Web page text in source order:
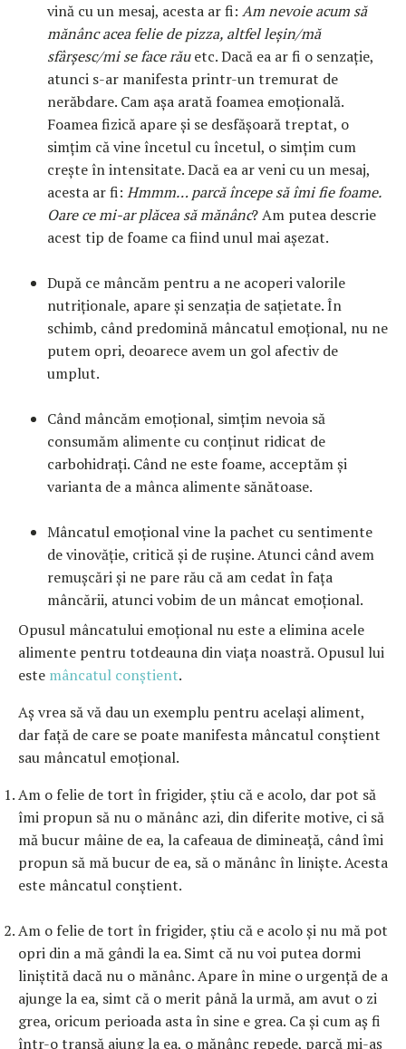
vină cu un mesaj, acesta ar fi: Am nevoie acum să
mănânc acea felie de pizza, altfel leșin/mă
sfârșesc/mi se face răuetc. Dacă ea ar fi o senzație,
atunci s-ar manifesta printr-un tremurat de
nerăbdare. Cam așa arată foamea emoțională.
Foamea fizică apare și se desfășoară treptat, o
simțim că vine încetul cu încetul, o simțim cum
crește în intensitate. Dacă ea ar veni cu un mesaj,
acesta ar fi: Hmmm… parcă începe să îmi fie foame.
Oare ce mi-ar plăcea să mănânc? Am putea descrie
acest tip de foame ca fiind unul mai așezat.
După ce mâncăm pentru a ne acoperi valorile
nutriționale, apare și senzația de sațietate. În
schimb, când predomină mâncatul emoțional, nu ne
putem opri, deoarece avem un gol afectiv de
umplut.
Când mâncăm emoțional, simțim nevoia să
consumăm alimente cu conținut ridicat de
carbohidrați. Când ne este foame, acceptăm și
varianta de a mânca alimente sănătoase.
Mâncatul emoțional vine la pachet cu sentimente
de vinovăție, critică și de rușine. Atunci când avem
remușcări și ne pare rău că am cedat în fața
mâncării, atunci vobim de un mâncat emoțional.
Opusul mâncatului emoțional nu este a elimina acele
alimente pentru totdeauna din viața noastră. Opusul lui
este mâncatul conștient.
Aș vrea să vă dau un exemplu pentru același aliment,
dar față de care se poate manifesta mâncatul conștient
sau mâncatul emoțional.
Am o felie de tort în frigider, știu că e acolo, dar pot să
îmi propun să nu o mănânc azi, din diferite motive, ci să
mă bucur mâine de ea, la cafeaua de dimineață, când îmi
propun să mă bucur de ea, să o mănânc în liniște. Acesta
este mâncatul conștient.
Am o felie de tort în frigider, știu că e acolo și nu mă pot
opri din a mă gândi la ea. Simt că nu voi putea dormi
liniștită dacă nu o mănânc. Apare în mine o urgență de a
ajunge la ea, simt că o merit până la urmă, am avut o zi
grea, oricum perioada asta în sine e grea. Ca și cum aș fi
într-o transă ajung la ea, o mănânc repede, parcă mi-aș